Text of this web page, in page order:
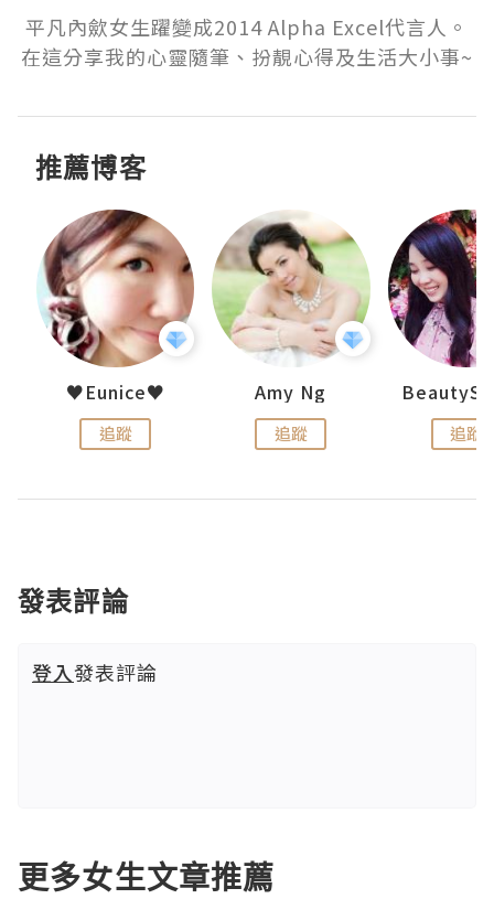
平凡內歛女生躍變成2014 Alpha Excel代言人。
在這分享我的心靈隨筆、扮靚心得及生活大小事~
推薦博客
♥Eunice♥
追蹤
Amy Ng
追蹤 追蹤
發表評論
登入發表評論
更多女生文章推薦